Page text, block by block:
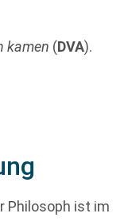
kamen (DVA).
Philosoph ist im